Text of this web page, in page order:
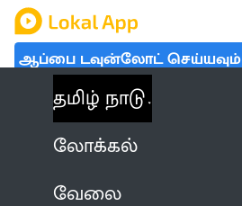
ஆப்பை டவுன்லோட் செய்யவும்
தமிழ் நாடு
லோக்கல்
வேலை